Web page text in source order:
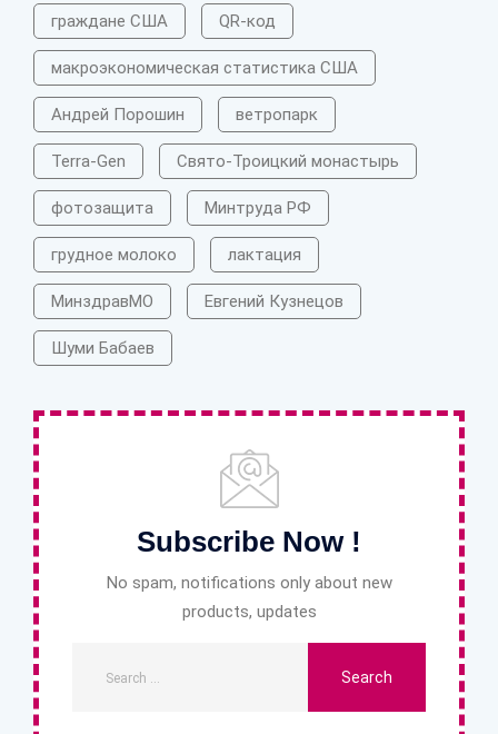
граждане США QR-код
макроэкономическая статистика США
Андрей Порошин ветропарк
Terra-Gen Свято-Троицкий монастырь
фотозащита Минтруда РФ
грудное молоко лактация
МинздравМО Евгений Кузнецов
Шуми Бабаев
Subscribe Now !
No spam, notifications only about new
products, updates